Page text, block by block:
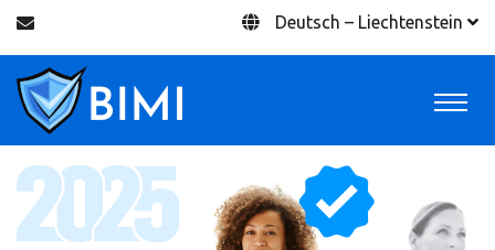
Deutsch – Liechtenstein